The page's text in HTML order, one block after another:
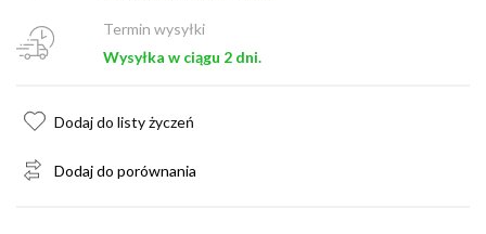
Termin wysyłki
Wysyłka w ciągu 2 dni.
Dodaj do listy życzeń
Dodaj do porównania